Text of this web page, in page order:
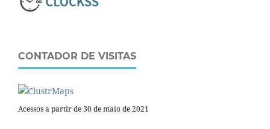
CONTADOR DE VISITAS
Acessos a partir de 30 de maio de 2021